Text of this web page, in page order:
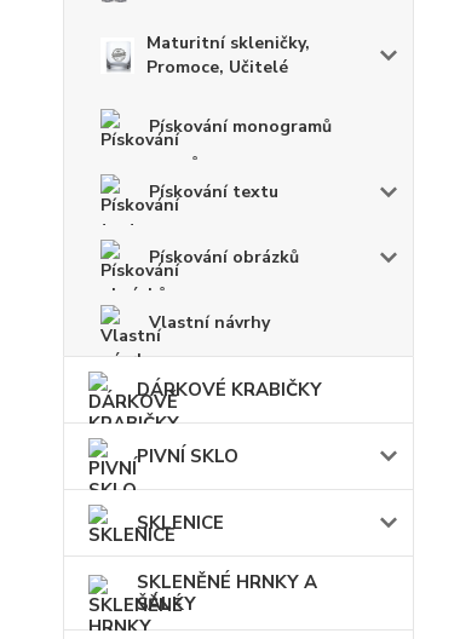
Maturitní skleničky,
Promoce, Učitelé
Pískování monogramů
Pískování textu
Pískování obrázků
Vlastní návrhy
DÁRKOVÉ KRABIČKY
PIVNÍ SKLO
SKLENICE
SKLENĚNÉ HRNKY A
ŠÁLKY